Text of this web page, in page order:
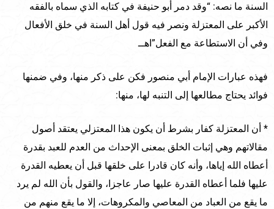
السنة ما نصه: “وقد دمر أبو حنيفة في كتابه الذي سماه بالفقه
الأكبر على المعتزلة ونصر فيه قول أهل السنة في خلق الأفعال
وفي أن الاستطاعة مع الفعل”اهــ
فهذه عبارات الإمام أبي منصور فكن على ذكر منها، وفي ضمنها
فوائد يحتاج مطالعها إلى التنبه لها، منها:
* أن المعتزلة كفار بشرط أن يكون هذا المعتزلي يعتقد أصول
مقالاتهم وهي إثبات الخلق بمعنى الإحداث من العدم للعبد بقدرة
أعطاه الله إياها، وأنه كان قادرا على خلقها قبل أن يعطيه القدرة
عليها فلما أعطاه القدرة عليها صار عاجزا، والقول بأن الله لم يرد
ما يقع من العباد من المعاصي والمكروهات، إلا ما يقع منهم من